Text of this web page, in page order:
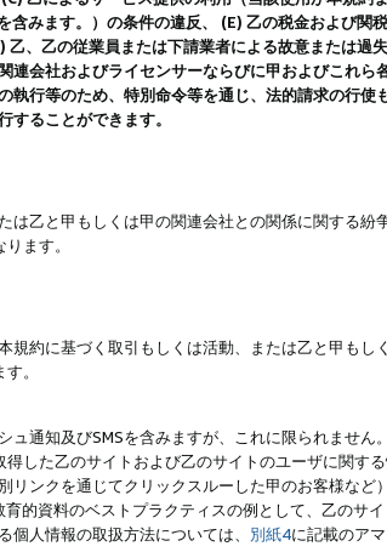
みます。）の条件の違反、 (E) 乙の税金および関
、乙の従業員または下請業者による故意または過
会社およびライセンサーならびに甲およびこれら
行等のため、特別命令等を通じ、法的請求の行使
ることができます。
乙と甲もしくは甲の関連会社との関係に関する紛
ます。
約に基づく取引もしくは活動、または乙と甲もし
。
通知及びSMSを含みますが、これに限られません
した乙のサイトおよび乙のサイトのユーザに関す
ンクを通じてクリックスルーした甲のお客様など
的資料のベストプラクティスの例として、乙のサ
人情報の取扱方法については、 別紙4に記載のア